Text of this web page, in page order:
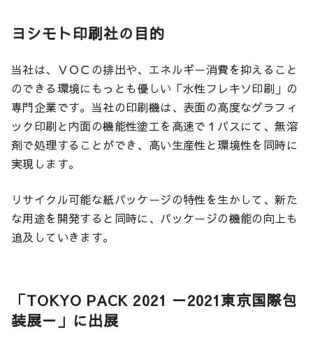
ヨシモト印刷社の目的
当社は、ＶＯＣの排出や、エネルギー消費を抑えること
のできる環境にもっとも優しい「水性フレキソ印刷」の
専門企業です。当社の印刷機は、表面の高度なグラフィ
ック印刷と内面の機能性塗工を高速で１パスにて、無溶
剤で処理することができ、高い生産性と環境性を同時に
実現します。
リサイクル可能な紙パッケージの特性を生かして、新た
な用途を開発すると同時に、パッケージの機能の向上も
追及していきます。
「TOKYO PACK 2021 －2021東京国際包
装展－」に出展